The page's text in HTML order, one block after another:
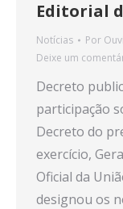
Editorial
Notícias Por
Deixe um
Decreto
participação
Decreto do
exercício,
Oficial da
designou os